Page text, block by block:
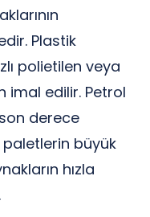
Plastik
polietilen veya
imal edilir. Petrol
derece
paletlerin büyük
hızla